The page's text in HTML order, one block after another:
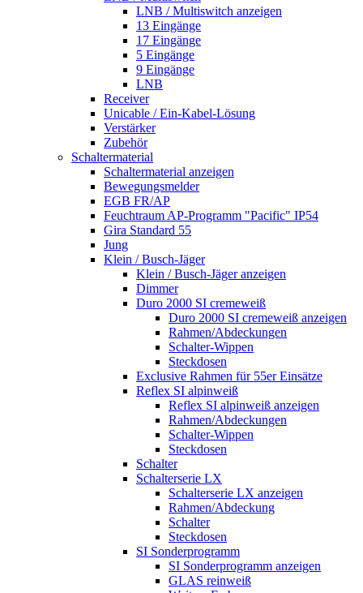
LNB / Multiswitch anzeigen
13 Eingänge
17 Eingänge
5 Eingänge
9 Eingänge
LNB
Receiver
Unicable / Ein-Kabel-Lösung
Verstärker
Zubehör
Schaltermaterial
Schaltermaterial anzeigen
Bewegungsmelder
EGB FR/AP
Feuchtraum AP-Programm "Pacific" IP54
Gira Standard 55
Jung
Klein / Busch-Jäger
Klein / Busch-Jäger anzeigen
Dimmer
Duro 2000 SI cremeweiß
Duro 2000 SI cremeweiß anzeigen
Rahmen/Abdeckungen
Schalter-Wippen
Steckdosen
Exclusive Rahmen für 55er Einsätze
Reflex SI alpinweiß
Reflex SI alpinweiß anzeigen
Rahmen/Abdeckungen
Schalter-Wippen
Steckdosen
Schalter
Schalterserie LX
Schalterserie LX anzeigen
Rahmen/Abdeckung
Schalter
Steckdosen
SI Sonderprogramm
SI Sonderprogramm anzeigen
GLAS reinweiß